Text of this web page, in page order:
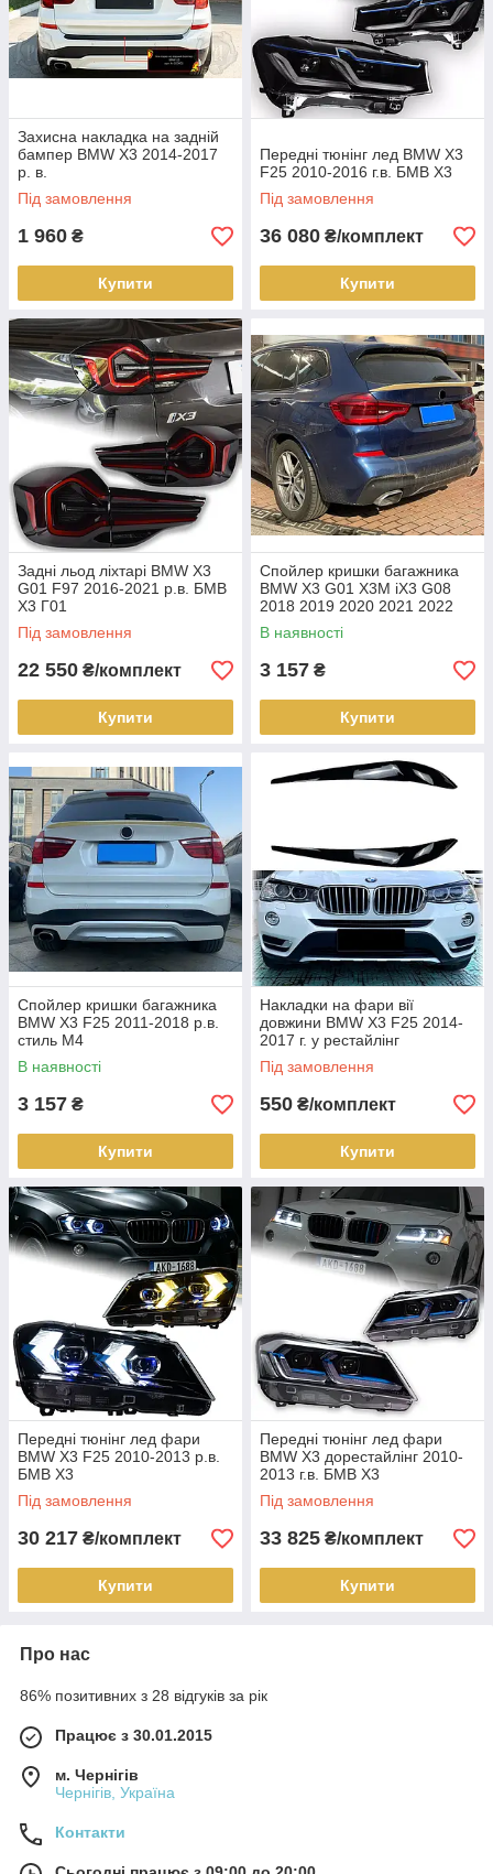
Захисна накладка на задній
бампер BMW X3 2014-2017
р. в.
Під замовлення
1 960 ₴
Купити
Передні тюнінг лед BMW X3
F25 2010-2016 г.в. БМВ Х3
Під замовлення
36 080 ₴/комплект
Купити
Задні льод ліхтарі BMW X3
G01 F97 2016-2021 р.в. БМВ
Х3 Г01
Під замовлення
22 550 ₴/комплект
Купити
Спойлер кришки багажника
BMW X3 G01 X3M iX3 G08
2018 2019 2020 2021 2022
стиль M4
В наявності
3 157 ₴
Купити
Спойлер кришки багажника
BMW X3 F25 2011-2018 р.в.
стиль M4
В наявності
3 157 ₴
Купити
Накладки на фари вії
довжини BMW X3 F25 2014-
2017 г. у рестайлінг
Під замовлення
550 ₴/комплект
Купити
Передні тюнінг лед фари
BMW X3 F25 2010-2013 р.в.
БМВ Х3
Під замовлення
30 217 ₴/комплект
Купити
Передні тюнінг лед фари
BMW X3 дорестайлінг 2010-
2013 г.в. БМВ Х3
Під замовлення
33 825 ₴/комплект
Купити
Про нас
86% позитивних з 28 відгуків за рік
Працює з 30.01.2015
м. Чернігів
Чернігів, Україна
Контакти